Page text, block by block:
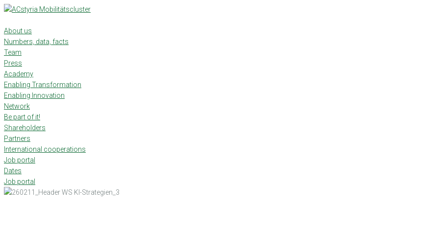
Skip
content
About us
Numbers, data, facts
Team
Press
Academy
Enabling Transformation
Enabling Innovation
Network
Be part of it!
Shareholders
Partners
International cooperations
Job portal
Dates
Job portal